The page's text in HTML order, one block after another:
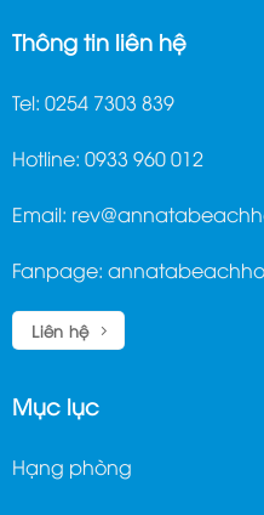
Thông tin liên hệ
Tel: 0254 7303 839
Hotline: 0933 960 012
Email:
Fanpage:
Liên hệ
Mục lục
Hạng phòng